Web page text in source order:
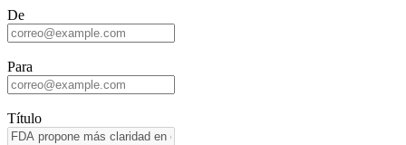
De
Para
Título